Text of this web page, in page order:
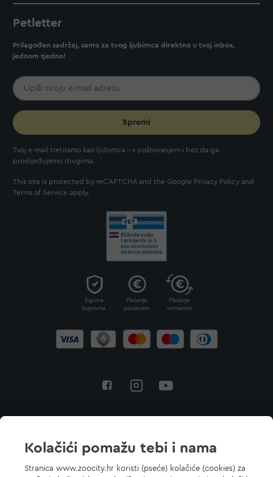
Kolačići pomažu tebi i nama
Stranica www.zoocity.hr koristi (pseće) kolačiće (cookies) za
Petletter
Prilagođen sadržaj, samo za tvog ljubimca direktno u tvoj inbox,
jednom tjedno!
Spremi
Tvoj e-mail tretiramo kao ljubimca - s poštovanjem i bez da ga
proslijeđujemo drugima.
This site is protected by reCAPTCHA and the Google Privacy Policy and
Terms of Service apply.
Sigurna
kupovina
Plaćanje
pouzećem
Plaćanje
virmanom